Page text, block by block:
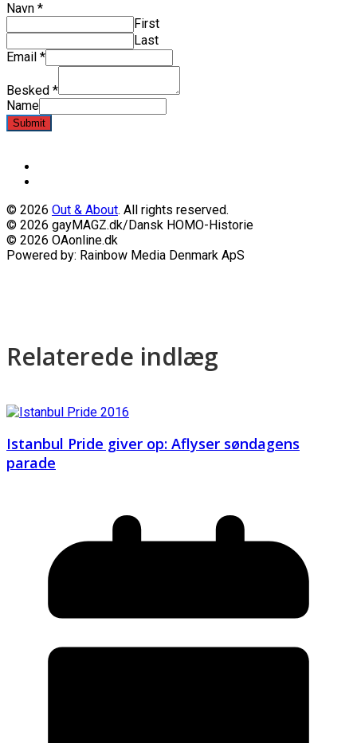
Navn *
First
Last
Email *
Besked *
Name
Submit
© 2026 Out & About. All rights reserved.
© 2026 gayMAGZ.dk/Dansk HOMO-Historie
© 2026 OAonline.dk
Powered by: Rainbow Media Denmark ApS
Relaterede indlæg
Istanbul Pride giver op: Aflyser søndagens
parade